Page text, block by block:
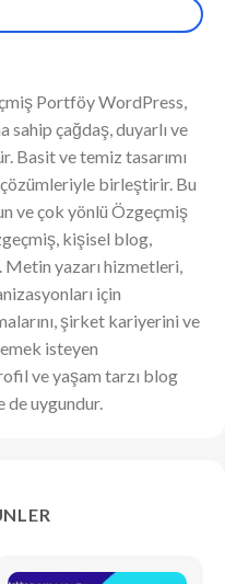
Portföy WordPress,
sahip çağdaş, duyarlı ve
Basit ve temiz tasarımı
birleştirir. Bu
ve çok yönlü Özgeçmiş
kişisel blog,
Metin yazarı hizmetleri,
için
şirket kariyerini ve
isteyen
ve yaşam tarzı blog
de uygundur.